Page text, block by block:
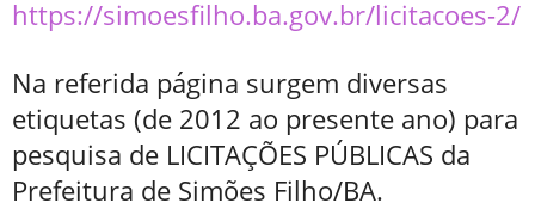
https://simoesfilho.ba.gov.br/licitacoes-2/
Na referida página surgem diversas
etiquetas (de 2012 ao presente ano) para
pesquisa de LICITAÇÕES PÚBLICAS da
Prefeitura de Simões Filho/BA.